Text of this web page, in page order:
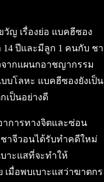
วัญ เรื่องย่อ แบคฮีซอง
ปีและมีลูก 1 คนกับ ชา
ากแผนกอาชญากรรม
บโลหะ แบคฮีซองยังเป็น
เป็นอย่างดี
การทางจิตและซ่อน
าจีวอนได้รับทำคดีใหม่
าะแสที่จะทำให้
มื่อพบเบาะแสว่าฆาตกร